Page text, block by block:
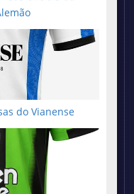
do Vianense